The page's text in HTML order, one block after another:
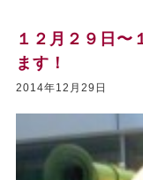
１２月２９日〜
ます！
2014年12月29日